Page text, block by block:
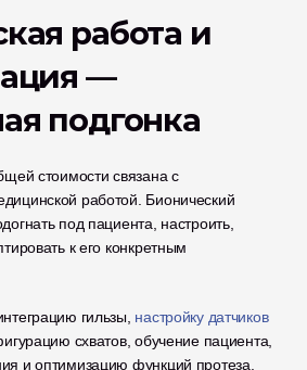
работа и
—
подгонка
стоимости связана с
работой. Бионический
под пациента, настроить,
к его конкретным
гильзы, настройку датчиков
схватов, обучение пациента,
и оптимизацию функций протеза.